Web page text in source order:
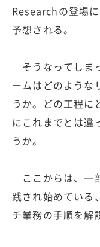
Researchの登場
予想される。
そうなってしま
ームはどのような
うか。どの工程に
にこれまでとは違
うか。
ここからは、一
践され始めている
チ業務の手順を解